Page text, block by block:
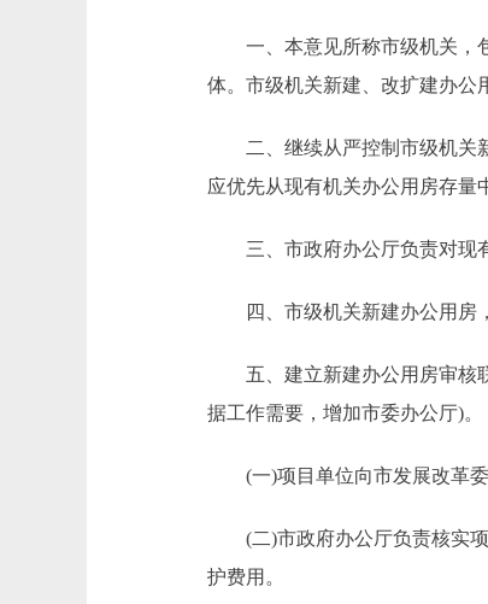
一、本意见所称市级机关，包
体。市级机关新建、改扩建办公
二、继续从严控制市级机关新
应优先从现有机关办公用房存量
三、市政府办公厅负责对现有
四、市级机关新建办公用房，
五、建立新建办公用房审核联
据工作需要，增加市委办公厅)。
(一)项目单位向市发展改革委
(二)市政府办公厅负责核实项
护费用。